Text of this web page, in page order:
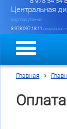
Центральная
круглосуточно
8 978 097 18 11 (аварийная
Главная
Оплата